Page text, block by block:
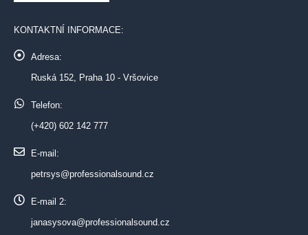
KONTAKTNÍ INFORMACE:
Adresa:
Ruská 152, Praha 10 - Vršovice
Telefon:
(+420) 602 142 777
E-mail:
petrsys@professionalsound.cz
E-mail 2:
janasysova@professionalsound.cz